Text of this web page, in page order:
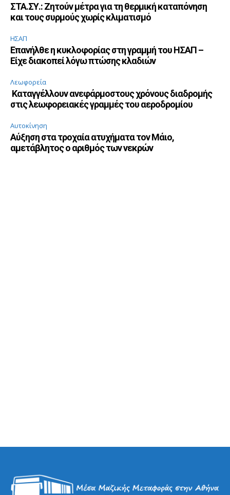
ΣΤΑ.ΣΥ.: Ζητούν μέτρα για τη θερμική καταπόνηση
και τους συρμούς χωρίς κλιματισμό
ΗΣΑΠ
Επανήλθε η κυκλοφορίας στη γραμμή του ΗΣΑΠ –
Είχε διακοπεί λόγω πτώσης κλαδιών
Λεωφορεία
Καταγγέλλουν ανεφάρμοστους χρόνους διαδρομής
στις λεωφορειακές γραμμές του αεροδρομίου
Αυτοκίνηση
Αύξηση στα τροχαία ατυχήματα τον Μάιο,
αμετάβλητος ο αριθμός των νεκρών